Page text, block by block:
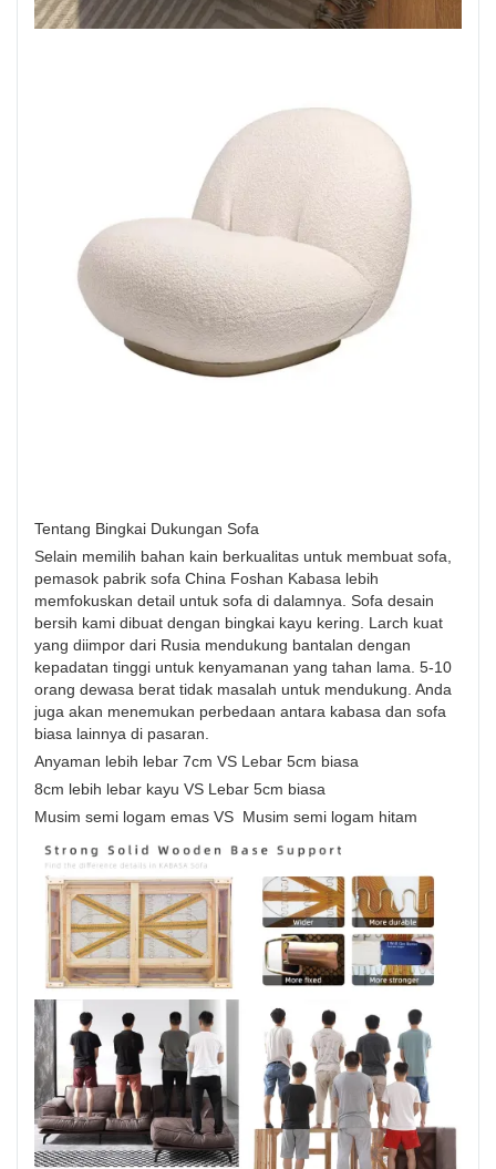
Tentang Bingkai Dukungan Sofa
Selain memilih bahan kain berkualitas untuk membuat sofa,
pemasok pabrik sofa China Foshan Kabasa lebih
memfokuskan detail untuk sofa di dalamnya. Sofa desain
bersih kami dibuat dengan bingkai kayu kering. Larch kuat
yang diimpor dari Rusia mendukung bantalan dengan
kepadatan tinggi untuk kenyamanan yang tahan lama. 5-10
orang dewasa berat tidak masalah untuk mendukung. Anda
juga akan menemukan perbedaan antara kabasa dan sofa
biasa lainnya di pasaran.
Anyaman lebih lebar 7cm VS Lebar 5cm biasa
8cm lebih lebar kayu VS Lebar 5cm biasa
Musim semi logam emas VS Musim semi logam hitam